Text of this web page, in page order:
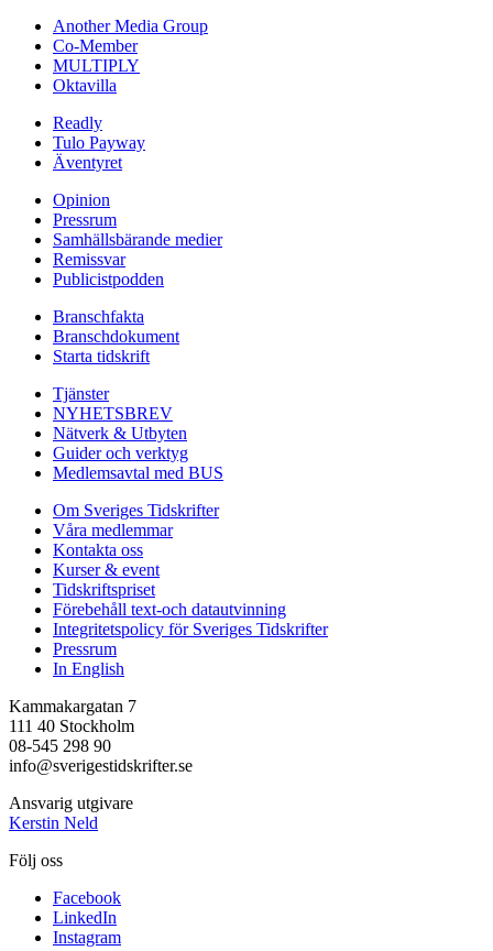
Another Media Group
Co-Member
MULTIPLY
Oktavilla
Readly
Tulo Payway
Äventyret
Opinion
Pressrum
Samhällsbärande medier
Remissvar
Publicistpodden
Branschfakta
Branschdokument
Starta tidskrift
Tjänster
NYHETSBREV
Nätverk & Utbyten
Guider och verktyg
Medlemsavtal med BUS
Om Sveriges Tidskrifter
Våra medlemmar
Kontakta oss
Kurser & event
Tidskriftspriset
Förebehåll text-och datautvinning
Integritetspolicy för Sveriges Tidskrifter
Pressrum
In English
Kammakargatan 7
111 40 Stockholm
08-545 298 90
info@sverigestidskrifter.se
Ansvarig utgivare
Kerstin Neld
Följ oss
Facebook
LinkedIn
Instagram